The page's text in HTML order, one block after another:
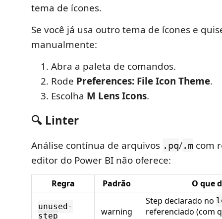
tema de ícones.
Se você já usa outro tema de ícones e
manualmente:
Abra a paleta de comandos.
Rode Preferences: File Icon Theme.
Escolha M Lens Icons.
🔍 Linter
Análise contínua de arquivos .pq/.m com
editor do Power BI não oferece:
Regra Padrão O que
unused-
step
warning
Step declarado no
referenciado (com